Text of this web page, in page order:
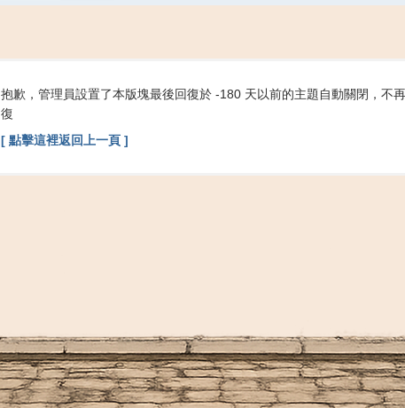
抱歉，管理員設置了本版塊最後回復於 -180 天以前的主題自動關閉，不
復
[ 點擊這裡返回上一頁 ]